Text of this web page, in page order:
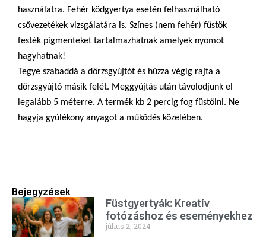
használatra. Fehér ködgyertya esetén felhasználható
csővezetékek vizsgálatára is. Színes (nem fehér) füstök
festék pigmenteket tartalmazhatnak amelyek nyomot
hagyhatnak!
Tegye szabaddá a dörzsgyújtót és húzza végig rajta a
dörzsgyújtó másik felét. Meggyújtás után távolodjunk el
legalább 5 méterre. A termék kb 2 percig fog füstölni. Ne
hagyja gyúlékony anyagot a működés közelében.
Bejegyzések
Füstgyertyák: Kreatív
fotózáshoz és eseményekhez
július 2, 2024